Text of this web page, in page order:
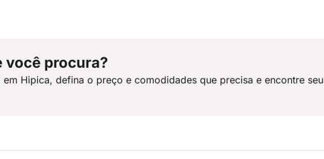
você procura?
Hipica, defina o preço e comodidades que precisa e encontre seu